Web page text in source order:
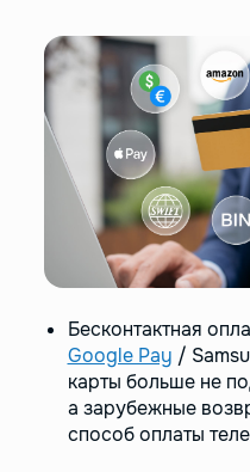
Бесконтактная
Google Pay /
карты больше не
а зарубежные
способ оплаты